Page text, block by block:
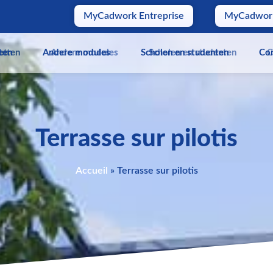
MyCadwork Entreprise
Andere modules Scholen en studenten
Andere modules Scholen en studenten
Terrasse sur pilotis
Accueil » Terrasse sur pilotis